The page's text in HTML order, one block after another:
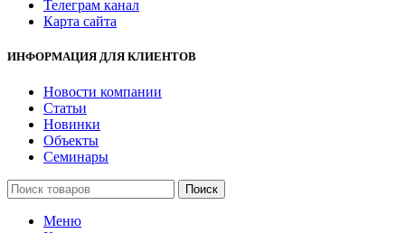
Телеграм канал
Карта сайта
ИНФОРМАЦИЯ ДЛЯ КЛИЕНТОВ
Новости компании
Статьи
Новинки
Объекты
Семинары
Поиск
Меню